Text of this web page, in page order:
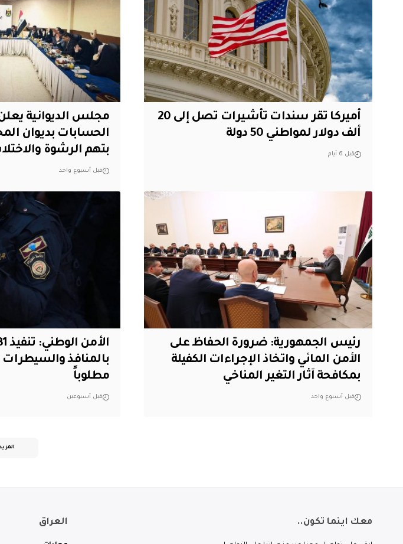
أميركا تقر سندات تأشيرات تصل إلى 20
ألف دولار لمواطني 50 دولة
قبل 6 أيام
مجلس الديوانية
الحسابات بديوان
بتهم الرشوة
قبل أسبوع واحد
رئيس الجمهورية: ضرورة الحفاظ على
الأمن المائي واتخاذ الإجراءات الكفيلة
بمكافحة آثار التغير المناخي
قبل أسبوع واحد
مطلوباً
قبل أسبوعين
معك اينما تكون.. العراق